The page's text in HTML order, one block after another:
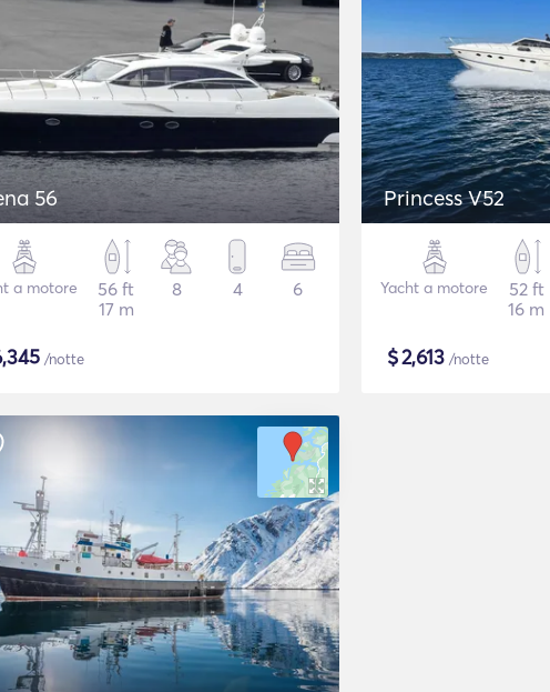
56
a motore
56 ft
17 m
8 4 6
/notte
Princess V52
Yacht a motore
52 ft
16 m
$2,613 /notte